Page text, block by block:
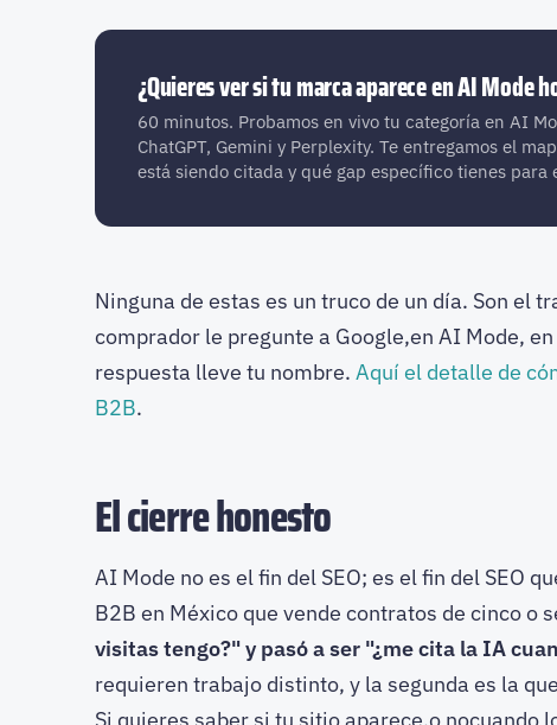
¿Quieres ver si tu marca aparece en AI Mode
60 minutos. Probamos en vivo tu categoría en AI
ChatGPT, Gemini y Perplexity. Te entregamos el
está siendo citada y qué gap específico tienes para
Ninguna de estas es un truco de un día. Son el
comprador le pregunte a Google,en AI Mode,
respuesta lleve tu nombre. Aquí el detalle de
B2B.
El cierre honesto
AI Mode no es el fin del SEO; es el fin del SEO
B2B en México que vende contratos de cinco o
visitas tengo?" y pasó a ser "¿me cita la IA
requieren trabajo distinto, y la segunda es la